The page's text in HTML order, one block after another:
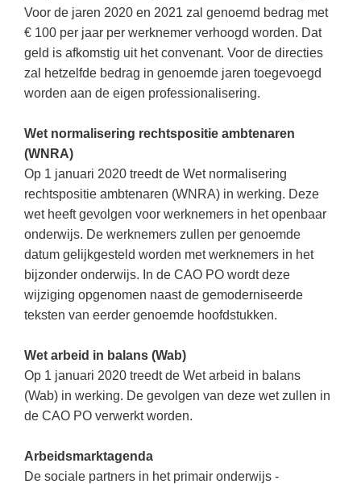
Voor de jaren 2020 en 2021 zal genoemd bedrag met
€ 100 per jaar per werknemer verhoogd worden. Dat
geld is afkomstig uit het convenant. Voor de directies
zal hetzelfde bedrag in genoemde jaren toegevoegd
worden aan de eigen professionalisering.
Wet normalisering rechtspositie ambtenaren
(WNRA)
Op 1 januari 2020 treedt de Wet normalisering
rechtspositie ambtenaren (WNRA) in werking. Deze
wet heeft gevolgen voor werknemers in het openbaar
onderwijs. De werknemers zullen per genoemde
datum gelijkgesteld worden met werknemers in het
bijzonder onderwijs. In de CAO PO wordt deze
wijziging opgenomen naast de gemoderniseerde
teksten van eerder genoemde hoofdstukken.
Wet arbeid in balans (Wab)
Op 1 januari 2020 treedt de Wet arbeid in balans
(Wab) in werking. De gevolgen van deze wet zullen in
de CAO PO verwerkt worden.
Arbeidsmarktagenda
De sociale partners in het primair onderwijs -